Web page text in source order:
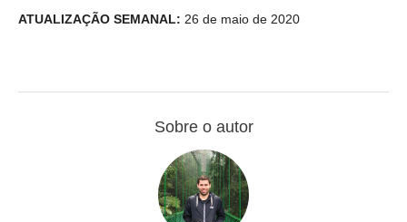
ATUALIZAÇÃO SEMANAL: 26 de maio de 2020
Sobre o autor